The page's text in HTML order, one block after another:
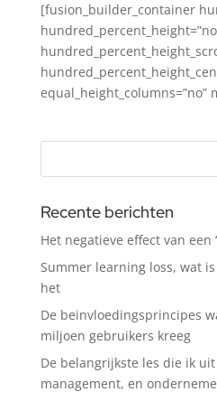
[fusion_builder_container
equal_height_columns=”no”
Recente berichten
Het negatieve effect van een
Summer learning loss, wat
het
De beinvloedingsprincipes
miljoen gebruikers kreeg
De belangrijkste les die ik
management, en